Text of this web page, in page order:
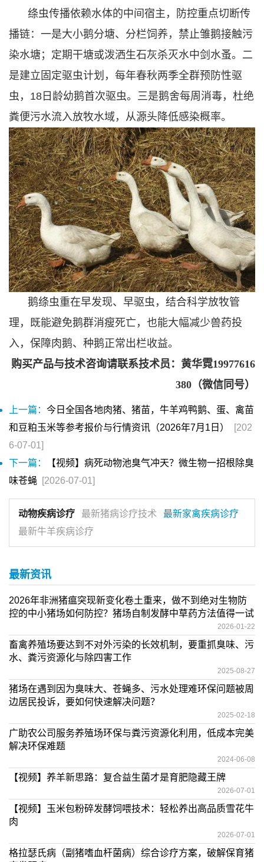
绦虫传播依赖水体的中间宿主，防控重点切断传
播链：一是大小鹅分塘、分栏饲养，禁止雏鹅接触污
染水塘；定期干塘或泼洒生石灰杀灭水中剑水蚤。二
是建立固定驱虫计划，每年春秋两季全群预防性驱
虫，18日龄幼鹅首次驱虫。三是鹅舍每周消毒，杜绝
粪便污水流入放牧水域，从源头降低感染概率。
鹅绦虫重在早发现、早驱虫，结合科学放牧管
理，既能避免鹅群消瘦死亡，也能大幅减少兽药投
入，保障肉鹅、种鹅正常出栏收益。
购买产品与技术咨询请联系技术员：黄华霓19977616
380（微信同号）
上一篇： 今日全国各地肉猪、猪苗，牛羊鸡鸭鹅、蛋、禽苗
和豆粕玉米等参考报价与行情资讯（2026年7月1日）
[202
6-07-01]
下一篇：
【视频】病死动物池臭气冲天？微生物一招根除臭
味苍蝇
[2026-07-01]
动物疾病诊疗 最新猪病诊疗技术
最新家禽疾病诊疗
最新牛羊疾病诊疗
最新资讯
2026年非洲猪瘟突现新变化卷土重来，做不到绝对生物防
控的中小猪场如何防控？猪场自制发酵中草药方法值得一试
2026-01-22
畜禽养殖场要达到不对外污染的长效机制，要重抓臭味、污
水、粪污资源化与除四害工作
2025-08-27
猪场在遇到因为臭味大、苍蝇多、污水处理难环保问题被周
边居民投诉，要如何快速解决问题？
2025-02-18
广助农公司服务养殖场环保与粪污资源化利用，低成本完美
解决环保难题
2024-06-08
【视频】养羊新思路：复合益生菌才是育肥隐藏王牌
2026-07-01
【视频】玉米包粉碎发酵饲喂技术：轻松养出高品质雪花牛
肉
2026-07-01
格拉瑟氏病（副猪嗜血杆菌病）综合诊疗方案，破解保育猪